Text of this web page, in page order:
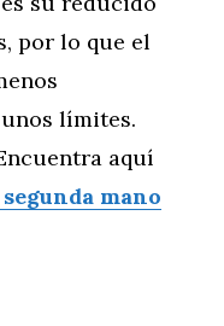
por lo que el
límites.
aquí
mano